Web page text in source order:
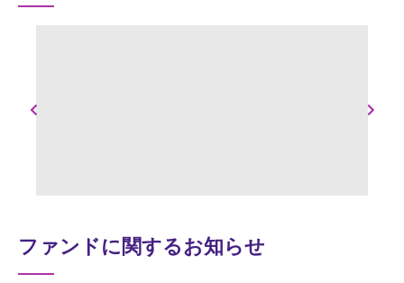
Previous Next
ファンドに関するお知らせ